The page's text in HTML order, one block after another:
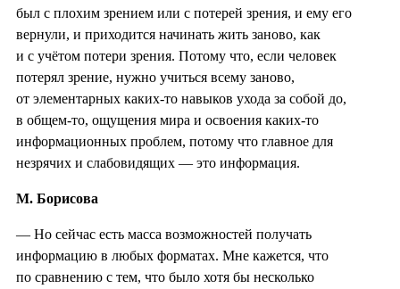
был с плохим зрением или с потерей зрения, и ему его
вернули, и приходится начинать жить заново, как
и с учётом потери зрения. Потому что, если человек
потерял зрение, нужно учиться всему заново,
от элементарных каких-то навыков ухода за собой до,
в общем-то, ощущения мира и освоения каких-то
информационных проблем, потому что главное для
незрячих и слабовидящих — это информация.
М. Борисова
— Но сейчас есть масса возможностей получать
информацию в любых форматах. Мне кажется, что
по сравнению с тем, что было хотя бы несколько